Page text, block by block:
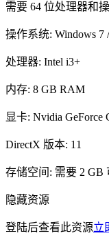
需要 64 位处理器和
操作系统: Windows 7
处理器: Intel i3+
内存: 8 GB RAM
显卡: Nvidia GeForce
DirectX 版本: 11
存储空间: 需要 2 GB
隐藏资源
登陆后查看此资源立